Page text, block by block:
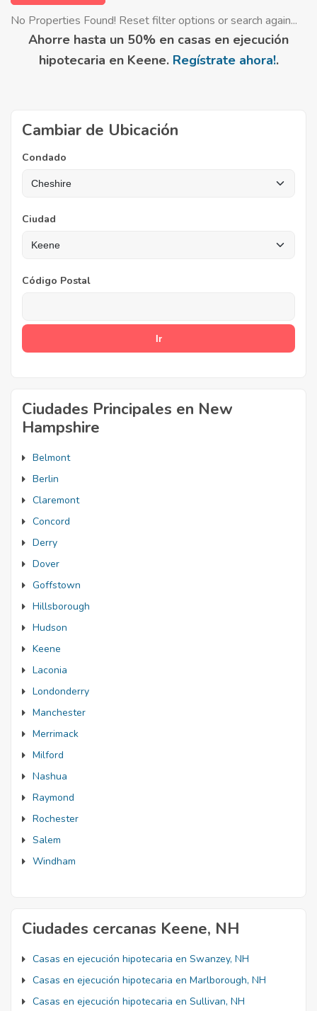
No Properties Found! Reset filter options or search again...
Ahorre hasta un 50% en casas en ejecución
hipotecaria en Keene. Regístrate ahora!.
Cambiar de Ubicación
Condado
Ciudad
Código Postal
Ciudades Principales en New
Hampshire
Belmont
Berlin
Claremont
Concord
Derry
Dover
Goffstown
Hillsborough
Hudson
Keene
Laconia
Londonderry
Manchester
Merrimack
Milford
Nashua
Raymond
Rochester
Salem
Windham
Ciudades cercanas Keene, NH
Casas en ejecución hipotecaria en Swanzey, NH
Casas en ejecución hipotecaria en Marlborough, NH
Casas en ejecución hipotecaria en Sullivan, NH